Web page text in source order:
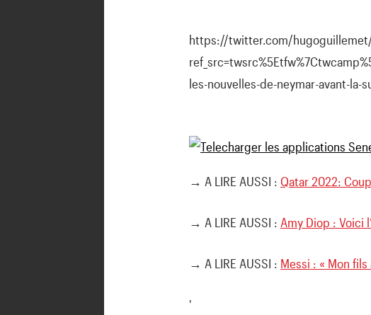
https://twitter.com/hugoguillemet/
les-nouvelles-de-neymar-avant-la-
→ A LIRE AUSSI : Qatar 2022:
→ A LIRE AUSSI : Amy Diop : Voici
→ A LIRE AUSSI : Messi : « Mon
'